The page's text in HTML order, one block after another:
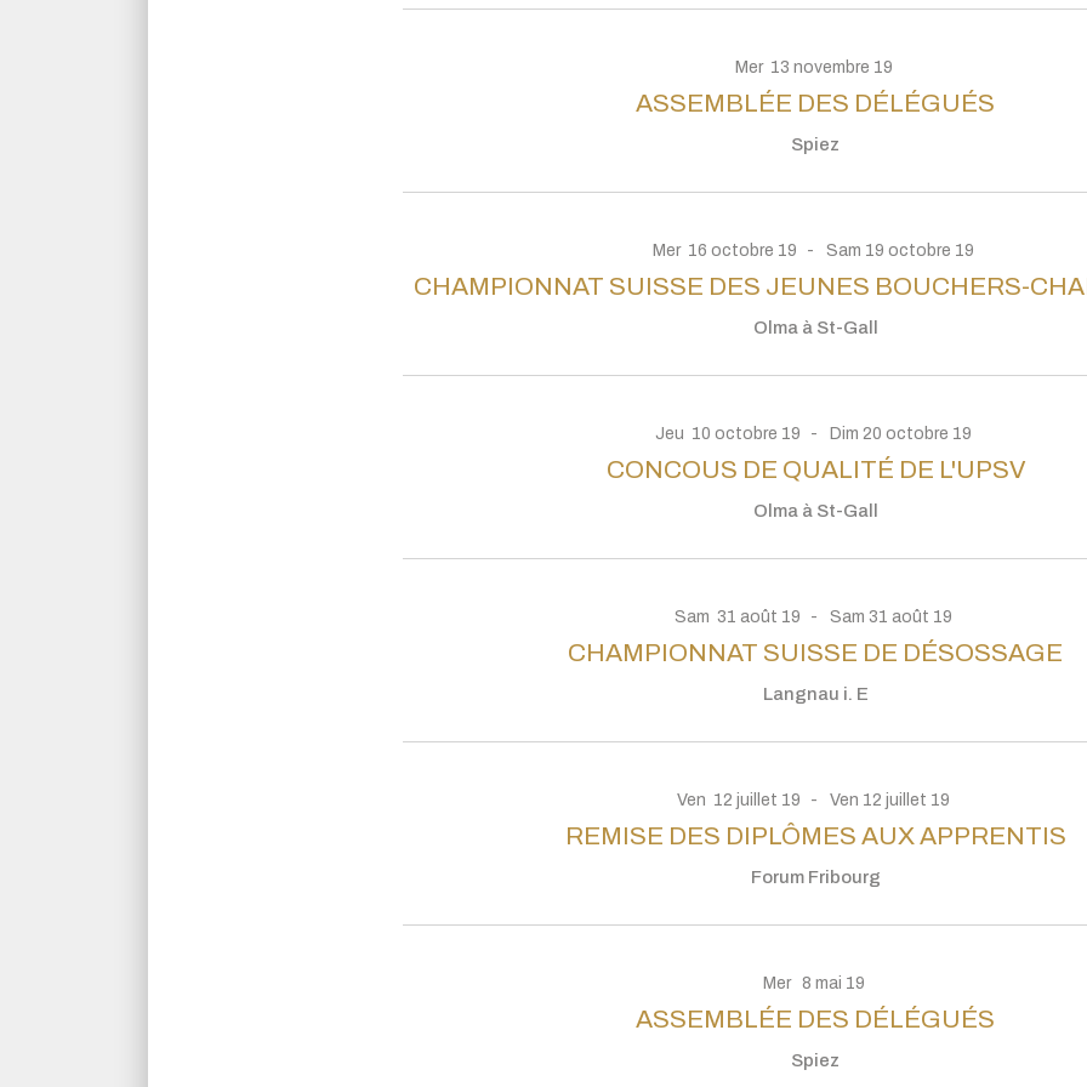
Mer 13 novembre 19
ASSEMBLÉE DES DÉLÉGUÉS
Spiez
Mer 16 octobre 19 Sam 19 octobre 19
CHAMPIONNAT SUISSE DES JEUNES BOUCHERS-
Olma à St-Gall
Jeu 10 octobre 19 Dim 20 octobre 19
CONCOUS DE QUALITÉ DE L'UPSV
Olma à St-Gall
Sam 31 août 19 Sam 31 août 19
CHAMPIONNAT SUISSE DE DÉSOSSAGE
Langnau i. E
Ven 12 juillet 19 Ven 12 juillet 19
REMISE DES DIPLÔMES AUX APPRENTIS
Forum Fribourg
Mer 8 mai 19
ASSEMBLÉE DES DÉLÉGUÉS
Spiez